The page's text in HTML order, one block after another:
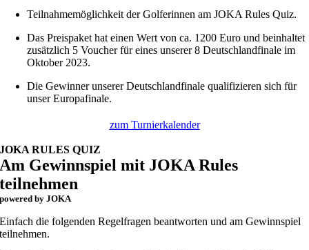
Teilnahmemöglichkeit der Golferinnen am JOKA Rules Quiz.
Das Preispaket hat einen Wert von ca. 1200 Euro und beinhaltet
zusätzlich 5 Voucher für eines unserer 8 Deutschlandfinale im
Oktober 2023.
Die Gewinner unserer Deutschlandfinale qualifizieren sich für
unser Europafinale.
zum Turnierkalender
JOKA RULES QUIZ
Am Gewinnspiel mit JOKA Rules
teilnehmen
powered by JOKA
Einfach die folgenden Regelfragen beantworten und am Gewinnspiel
teilnehmen.